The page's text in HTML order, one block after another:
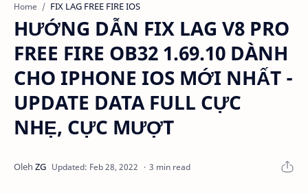
Home FIX LAG FREE FIRE IOS
HƯỚNG DẪN FIX LAG V8 PRO
FREE FIRE OB32 1.69.10 DÀNH
CHO IPHONE IOS MỚI NHẤT -
UPDATE DATA FULL CỰC
NHẸ, CỰC MƯỢT
3 min read